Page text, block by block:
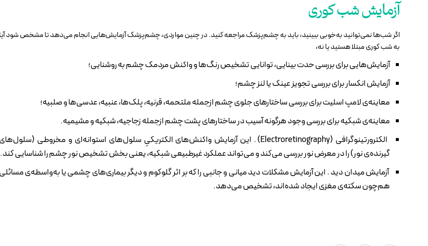
آزمایش شب کوری
اگر شب‌ها نمی‌توانید به‌خوبی ببینید، باید به چشم‌پزشک مراجعه کنید. در چنین مواردی، چشم‌پزشک آزمایش‌هایی انجام می‌دهد تا مشخص شود آیا
به شب کوری مبتلا هستید یا نه،
آزمایش‌هایی برای بررسی حدت بینایی، توانایی تشخیص رنگ‌ها و واکنش مردمک چشم به روشنایی؛
آزمایش انکسار برای بررسی تجویز عینک یا لنز چشم؛
معاینه‌ی لامپ اسلیت برای بررسی ساختارهای جلوی چشم ازجمله ملتحمه، قرنیه، پلک‌ها، عنبیه، عدسی‌ها و صلبیه؛
معاینه‌ی شبکیه برای بررسی وجود هرگونه آسیب در ساختارهای پشت چشم ازجمله زجاجیه، شبکیه و مشیمیه.
الکترورتینوگرافی (Electroretinography) . این آزمایش واکنش‌های الکتریکیِ سلول‌های استوانه‌ای‌ و مخروطی‌ (سلول‌های
گیرنده‌ی نور) را در معرض نور بررسی می‌کند و می‌تواند عملکرد غیرطبیعی شبکیه، یعنی بخش تشخیص نور چشم را شناسایی کند.
آزمایش میدان دید . این آزمایش مشکلات دید میانی و جانبی را که بر اثر گلوکوم و دیگر بیماری‌های چشمی یا به‌واسطه‌ی مسائلی
هم‌چون سکته‌ی مغزی ایجاد شده‌اند، تشخیص می‌دهد.